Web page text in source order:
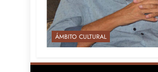
ÁMBITO CULTURAL